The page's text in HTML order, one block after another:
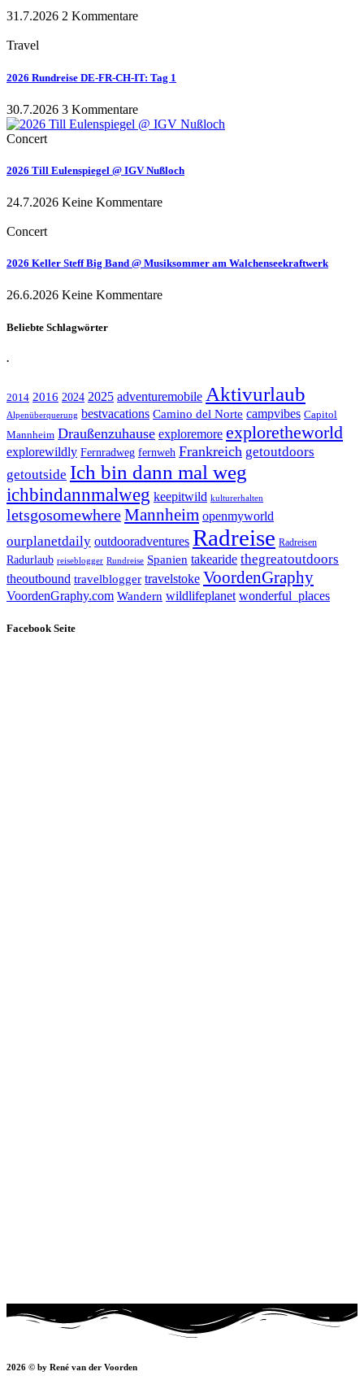
31.7.2026 2 Kommentare
Travel
2026 Rundreise DE-FR-CH-IT: Tag 1
30.7.2026 3 Kommentare
Concert
2026 Till Eulenspiegel @ IGV Nußloch
24.7.2026 Keine Kommentare
Concert
2026 Keller Steff Big Band @ Musiksommer am Walchenseekraftwerk
26.6.2026 Keine Kommentare
Beliebte Schlagwörter
.
2014 2016 2024 2025 adventuremobile Aktivurlaub
Alpenüberquerung bestvacations Camino del Norte campvibes Capitol
Mannheim Draußenzuhause exploremore exploretheworld
explorewildly Fernradweg fernweh Frankreich getoutdoors
getoutside Ich bin dann mal weg
ichbindannmalweg keepitwild kulturerhalten
letsgosomewhereMannheim openmyworld
ourplanetdaily outdooradventures Radreise Radreisen
Radurlaub reiseblogger Rundreise Spanien takearide thegreatoutdoors
theoutbound travelblogger travelstoke VoordenGraphy
VoordenGraphy.com Wandern wildlifeplanet wonderful_places
Facebook Seite
2026 © by René van der Voorden